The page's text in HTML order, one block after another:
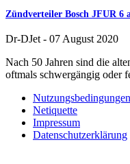
Zündverteiler Bosch JFUR 6
Dr-DJet - 07 August 2020
Nach 50 Jahren sind die
oftmals schwergängig oder
Nutzungsbedingungen
Netiquette
Impressum
Datenschutzerklärung